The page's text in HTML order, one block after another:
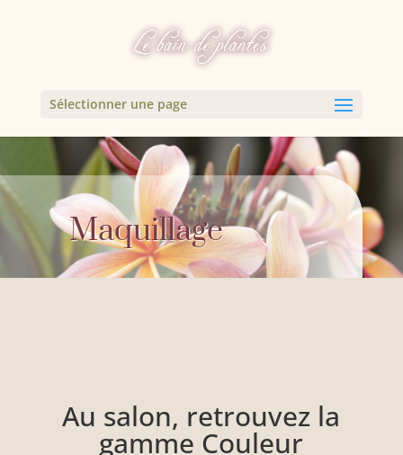
Sélectionner une page
Maquillage
Au salon, retrouvez la
gamme Couleur